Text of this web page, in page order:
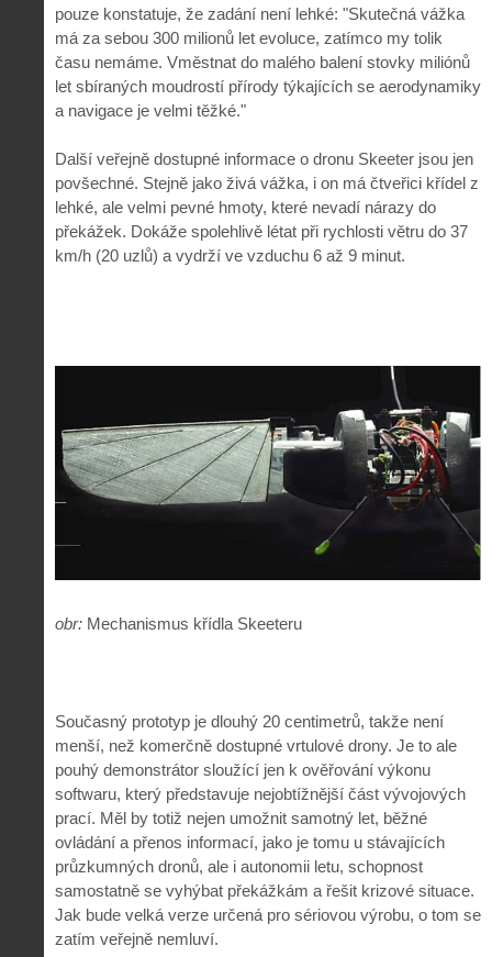
pouze konstatuje, že zadání není lehké: "Skutečná vážka
má za sebou 300 milionů let evoluce, zatímco my tolik
času nemáme. Vměstnat do malého balení stovky miliónů
let sbíraných moudrostí přírody týkajících se aerodynamiky
a navigace je velmi těžké."
Další veřejně dostupné informace o dronu Skeeter jsou jen
povšechné. Stejně jako živá vážka, i on má čtveřici křídel z
lehké, ale velmi pevné hmoty, které nevadí nárazy do
překážek. Dokáže spolehlivě létat při rychlosti větru do 37
km/h (20 uzlů) a vydrží ve vzduchu 6 až 9 minut.
obr: Mechanismus křídla Skeeteru
Současný prototyp je dlouhý 20 centimetrů, takže není
menší, než komerčně dostupné vrtulové drony. Je to ale
pouhý demonstrátor sloužící jen k ověřování výkonu
softwaru, který představuje nejobtížnější část vývojových
prací. Měl by totiž nejen umožnit samotný let, běžné
ovládání a přenos informací, jako je tomu u stávajících
průzkumných dronů, ale i autonomii letu, schopnost
samostatně se vyhýbat překážkám a řešit krizové situace.
Jak bude velká verze určená pro sériovou výrobu, o tom se
zatím veřejně nemluví.